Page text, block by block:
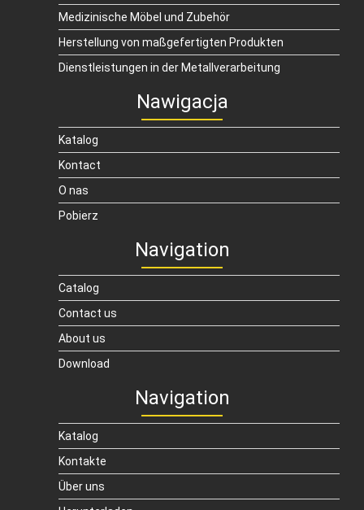
Medizinische Möbel und Zubehör
Herstellung von maßgefertigten Produkten
Dienstleistungen in der Metallverarbeitung
Nawigacja
Katalog
Kontact
O nas
Pobierz
Navigation
Catalog
Contact us
About us
Download
Navigation
Katalog
Kontakte
Über uns